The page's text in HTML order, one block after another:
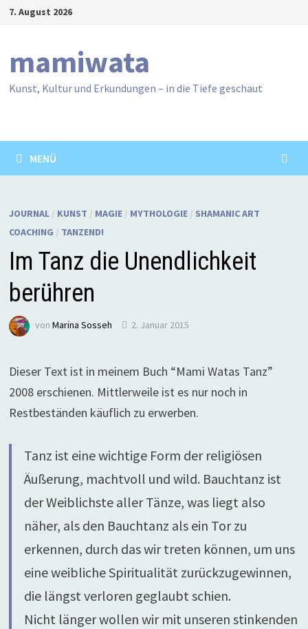
Zum7. August 2026
mamiwata
Kunst, Kultur und Erkundungen – in die Tiefe geschaut
MENÜ
JOURNAL/ KUNST / MAGIE/ MYTHOLOGIE/ SHAMANIC ART
COACHING / TANZEND!
Im Tanz die Unendlichkeit
berühren
von Marina Sosseh 2. Januar 2015
Dieser Text ist in meinem Buch “Mami Watas Tanz”
2008 erschienen. Mittlerweile ist es nur noch in
Restbeständen käuflich zu erwerben.
Tanz ist eine wichtige Form der religiösen
Äußerung, machtvoll und wild. Bauchtanz ist
der Weiblichste aller Tänze, was liegt also
näher, als den Bauchtanz als ein Tor zu
erkennen, durch das wir treten können, um uns
eine weibliche Spiritualität zurückzugewinnen,
die längst verloren geglaubt schien.
Nicht länger wollen wir mit unseren stinkenden